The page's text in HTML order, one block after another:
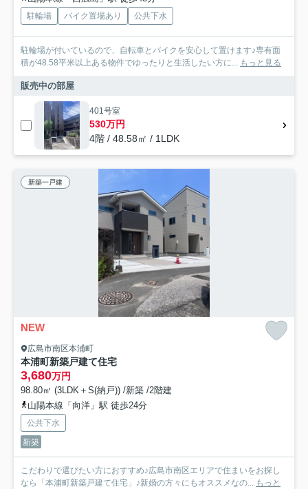
駐輪場 バイク置場あり 公共下水
駐輪場が付いているので、自転車とバイクを安心して置けます♪専有面
積が48.58平米以上ある物件でゆったりと生活したい方に... もっと見る
販売中の部屋
401号室
530万円
4階 / 48.58㎡ / 1LDK
新築一戸建
NEW
広島市南区本浦町
本浦町新築戸建て住宅
3,680万円
98.80㎡ (3LDK＋S(納戸)) /新築 /2階建
山陽本線「向洋」駅 徒歩24分
公共下水
新築
こだわりで選びたい方におすすめ♪広島市南区エリアで住まいをお探し
なら「本浦町新築戸建て住宅」♪新婚の方々にもオススメなの... もっと